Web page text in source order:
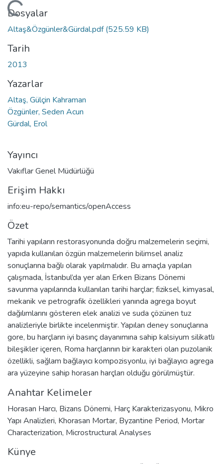
Yükleniyor...
Dosyalar
Altaş&Özgünler&Gürdal.pdf(525.59 KB)
Tarih
2013
Yazarlar
Altaş, Gülçin Kahraman
Özgünler, Seden Acun
Gürdal, Erol
Yayıncı
Vakıflar Genel Müdürlüğü
Erişim Hakkı
info:eu-repo/semantics/openAccess
Özet
Tarihi yapıların restorasyonunda doğru malzemelerin seçimi,
yapıda kullanılan özgün malzemelerin bilimsel analiz
sonuçlarına bağlı olarak yapılmalıdır. Bu amaçla yapılan
çalışmada, İstanbul’da yer alan Erken Bizans Dönemi
savunma yapılarında kullanılan tarihi harçlar; fiziksel, kimyasal,
mekanik ve petrografik özellikleri yanında agrega boyut
dağılımlarını gösteren elek analizi ve suda çözünen tuz
analizleriyle birlikte incelenmiştir. Yapılan deney sonuçlarına
gore, bu harçların iyi basınç dayanımına sahip kalsiyum silikatlı
bileşikler içeren, Roma harçlarının bir karakteri olan puzolanik
özellikli, sağlam bağlayıcı kompozisyonlu, iyi bağlayıcı agrega
ara yüzeyine sahip horasan harçları olduğu görülmüştür.
Anahtar Kelimeler
Horasan Harcı, Bizans Dönemi, Harç Karakterizasyonu, Mikro
Yapı Analizleri, Khorasan Mortar, Byzantine Period, Mortar
Characterization, Microstructural Analyses
Künye